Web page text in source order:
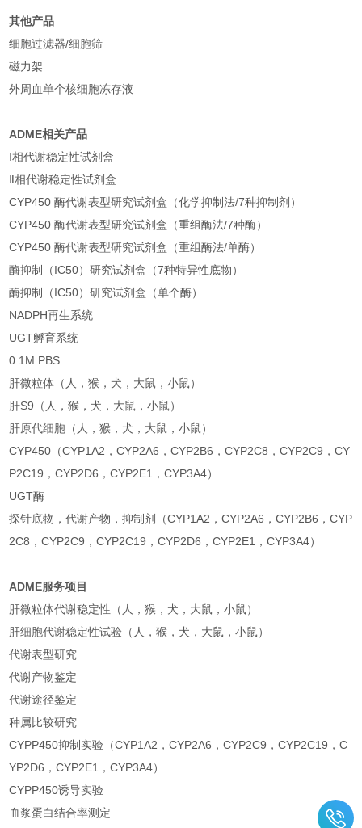
其他产品
细胞过滤器/细胞筛
磁力架
外周血单个核细胞冻存液
ADME相关产品
Ⅰ相代谢稳定性试剂盒
Ⅱ相代谢稳定性试剂盒
CYP450 酶代谢表型研究试剂盒（化学抑制法/7种抑制剂）
CYP450 酶代谢表型研究试剂盒（重组酶法/7种酶）
CYP450 酶代谢表型研究试剂盒（重组酶法/单酶）
酶抑制（IC50）研究试剂盒（7种特异性底物）
酶抑制（IC50）研究试剂盒（单个酶）
NADPH再生系统
UGT孵育系统
0.1M PBS
肝微粒体（人，猴，犬，大鼠，小鼠）
肝S9（人，猴，犬，大鼠，小鼠）
肝原代细胞（人，猴，犬，大鼠，小鼠）
CYP450（CYP1A2，CYP2A6，CYP2B6，CYP2C8，CYP2C9，CY
P2C19，CYP2D6，CYP2E1，CYP3A4）
UGT酶
探针底物，代谢产物，抑制剂（CYP1A2，CYP2A6，CYP2B6，CYP
2C8，CYP2C9，CYP2C19，CYP2D6，CYP2E1，CYP3A4）
ADME服务项目
肝微粒体代谢稳定性（人，猴，犬，大鼠，小鼠）
肝细胞代谢稳定性试验（人，猴，犬，大鼠，小鼠）
代谢表型研究
代谢产物鉴定
代谢途径鉴定
种属比较研究
CYPP450抑制实验（CYP1A2，CYP2A6，CYP2C9，CYP2C19，C
YP2D6，CYP2E1，CYP3A4）
CYPP450诱导实验
血浆蛋白结合率测定